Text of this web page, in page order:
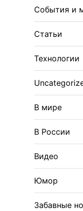
События и
Статьи
Технологии
В мире
В России
Видео
Юмор
Забавные